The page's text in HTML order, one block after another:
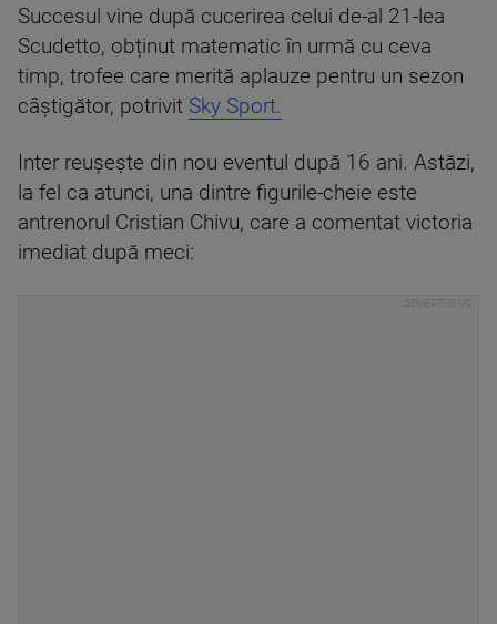
Succesul vine după cucerirea celui de-al 21-lea
Scudetto, obținut matematic în urmă cu ceva
timp, trofee care merită aplauze pentru un sezon
câștigător, potrivit Sky Sport.
Inter reușește din nou eventul după 16 ani. Astăzi,
la fel ca atunci, una dintre figurile-cheie este
antrenorul Cristian Chivu, care a comentat victoria
imediat după meci: